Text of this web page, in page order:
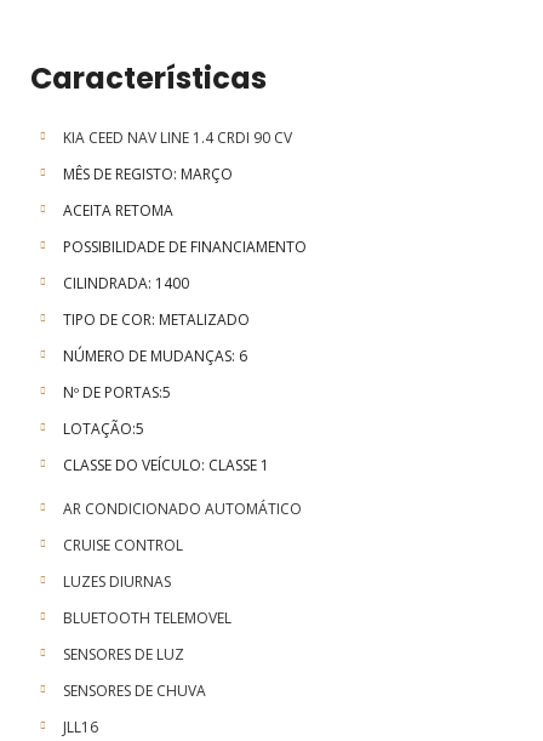
Características
KIA CEED NAV LINE 1.4 CRDI 90 CV
MÊS DE REGISTO: MARÇO
ACEITA RETOMA
POSSIBILIDADE DE FINANCIAMENTO
CILINDRADA: 1400
TIPO DE COR: METALIZADO
NÚMERO DE MUDANÇAS: 6
Nº DE PORTAS:5
LOTAÇÃO:5
CLASSE DO VEÍCULO: CLASSE 1
AR CONDICIONADO AUTOMÁTICO
CRUISE CONTROL
LUZES DIURNAS
BLUETOOTH TELEMOVEL
SENSORES DE LUZ
SENSORES DE CHUVA
JLL16